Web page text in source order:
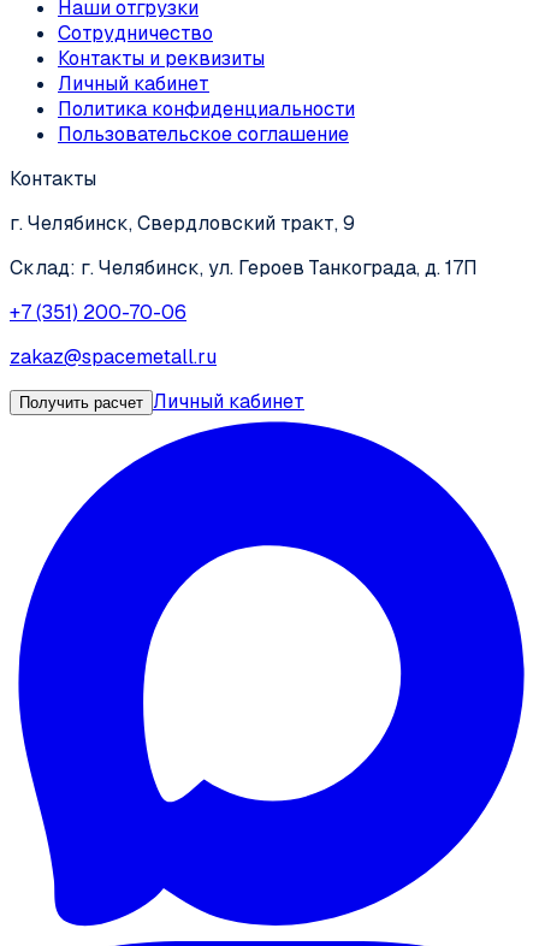
Наши отгрузки
Сотрудничество
Контакты и реквизиты
Личный кабинет
Политика конфиденциальности
Пользовательское соглашение
Контакты
г. Челябинск, Свердловский тракт, 9
Склад: г. Челябинск, ул. Героев Танкограда, д. 17П
+7 (351) 200-70-06
zakaz@spacemetall.ru
Получить расчет Личный кабинет